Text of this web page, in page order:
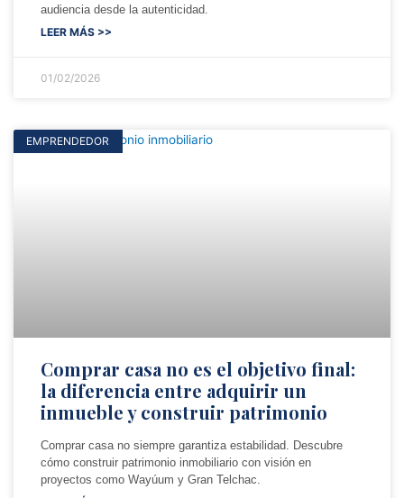
audiencia desde la autenticidad.
LEER MÁS >>
01/02/2026
EMPRENDEDOR
Comprar casa no es el objetivo final:
la diferencia entre adquirir un
inmueble y construir patrimonio
Comprar casa no siempre garantiza estabilidad. Descubre
cómo construir patrimonio inmobiliario con visión en
proyectos como Wayúum y Gran Telchac.